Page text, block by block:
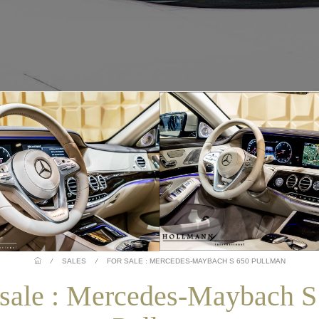
/ SALES / FOR SALE : MERCEDES-MAYBACH S 650 PULLMAN
: Mercedes-Maybach